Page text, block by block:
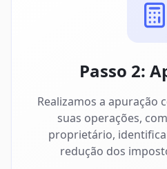
Passo 2:
Realizamos a apuração
suas operações,
proprietário,
redução dos